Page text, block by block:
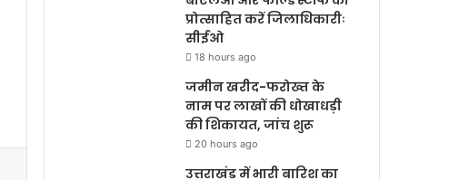
प्रोत्साहित करें जिलाधिकारीः
सीईओ
18 hours ago
जमीन खरीद-फरोख्त के
नाम पर लाखों की धोखाधड़ी
की शिकायत, जांच शुरू
20 hours ago
उत्तराखंड में भारी बारिश का